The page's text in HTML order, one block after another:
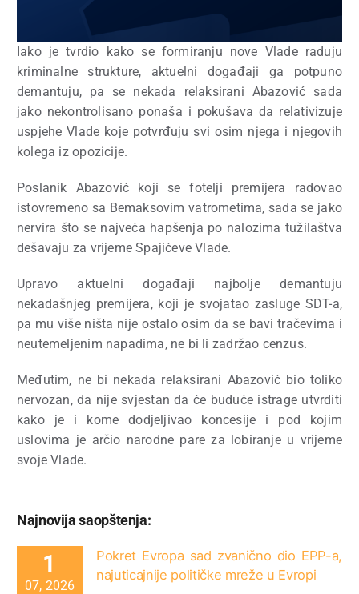
Iako je tvrdio kako se formiranju nove Vlade raduju
kriminalne strukture, aktuelni događaji ga potpuno
demantuju, pa se nekada relaksirani Abazović sada
jako nekontrolisano ponaša i pokušava da relativizuje
uspjehe Vlade koje potvrđuju svi osim njega i njegovih
kolega iz opozicije.
Poslanik Abazović koji se fotelji premijera radovao
istovremeno sa Bemaksovim vatrometima, sada se jako
nervira što se najveća hapšenja po nalozima tužilaštva
dešavaju za vrijeme Spajićeve Vlade.
Upravo aktuelni događaji najbolje demantuju
nekadašnjeg premijera, koji je svojatao zasluge SDT-a,
pa mu više ništa nije ostalo osim da se bavi tračevima i
neutemeljenim napadima, ne bi li zadržao cenzus.
Međutim, ne bi nekada relaksirani Abazović bio toliko
nervozan, da nije svjestan da će buduće istrage utvrditi
kako je i kome dodjeljivao koncesije i pod kojim
uslovima je arčio narodne pare za lobiranje u vrijeme
svoje Vlade.
Najnovija saopštenja:
1
07, 2026
Pokret Evropa sad zvanično dio EPP-a,
najuticajnije političke mreže u Evropi